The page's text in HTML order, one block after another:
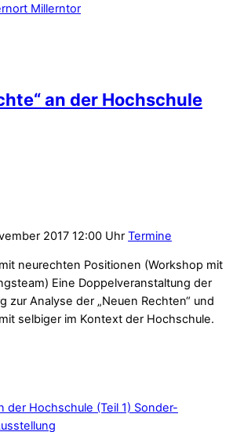
Millerntor
an der Hochschule
2017 12:00 Uhr Termine
neurechten Positionen (Workshop mit
Eine Doppelveranstaltung der
zur Analyse der „Neuen Rechten“ und
selbiger im Kontext der Hochschule.
der Hochschule (Teil 1) Sonder-